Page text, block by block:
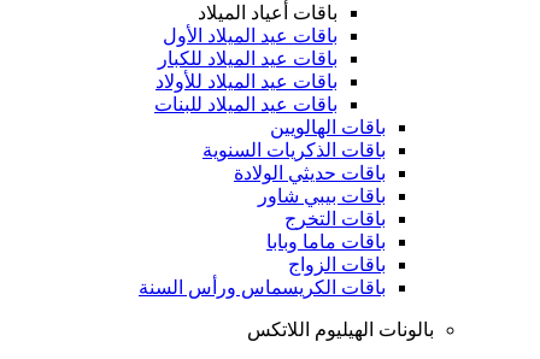
باقات أعياد الميلاد
باقات عيد الميلاد الأول
باقات عيد الميلاد للكبار
باقات عيد الميلاد للأولاد
باقات عيد الميلاد للبنات
باقات الهالويين
باقات الذكريات السنوية
باقات حديثي الولادة
باقات بيبي شاور
باقات التخرج
باقات ماما وبابا
باقات الزواج
باقات الكريسماس ورأس السنة
بالونات الهيليوم اللاتكس